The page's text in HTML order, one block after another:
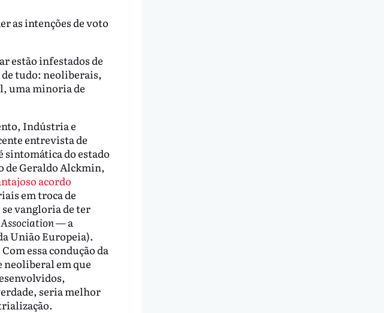
as intenções de voto
estão infestados de
de tudo: neoliberais,
uma minoria de
Indústria e
entrevista de
sintomática do estado
de Geraldo Alckmin,
acordo
em troca de
vangloria de ter
— a
União Europeia).
essa condução da
neoliberal em que
seria melhor